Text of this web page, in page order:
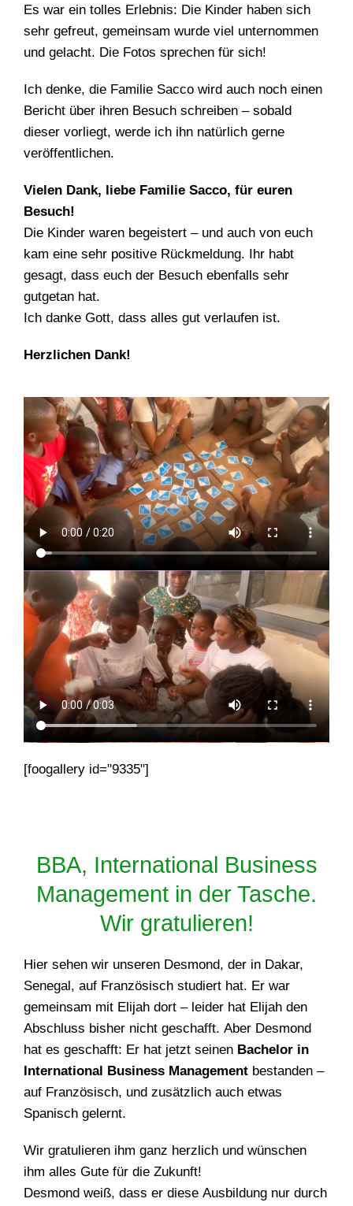
Es war ein tolles Erlebnis: Die Kinder haben sich
sehr gefreut, gemeinsam wurde viel unternommen
und gelacht. Die Fotos sprechen für sich!
Ich denke, die Familie Sacco wird auch noch einen
Bericht über ihren Besuch schreiben – sobald
dieser vorliegt, werde ich ihn natürlich gerne
veröffentlichen.
Vielen Dank, liebe Familie Sacco, für euren
Besuch!
Die Kinder waren begeistert – und auch von euch
kam eine sehr positive Rückmeldung. Ihr habt
gesagt, dass euch der Besuch ebenfalls sehr
gutgetan hat.
Ich danke Gott, dass alles gut verlaufen ist.
Herzlichen Dank!
[foogallery id="9335"]
BBA, International Business
Management in der Tasche.
Wir gratulieren!
Hier sehen wir unseren Desmond, der in Dakar,
Senegal, auf Französisch studiert hat. Er war
gemeinsam mit Elijah dort – leider hat Elijah den
Abschluss bisher nicht geschafft. Aber Desmond
hat es geschafft: Er hat jetzt seinen Bachelor in
International Business Management bestanden –
auf Französisch, und zusätzlich auch etwas
Spanisch gelernt.
Wir gratulieren ihm ganz herzlich und wünschen
ihm alles Gute für die Zukunft!
Desmond weiß, dass er diese Ausbildung nur durch